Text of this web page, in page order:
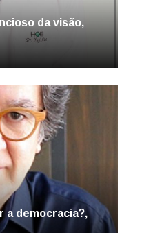
da visão,
a democracia?,